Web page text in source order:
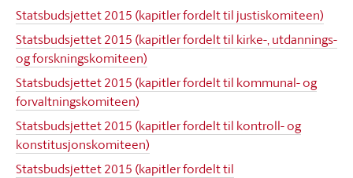
Statsbudsjettet 2015 (kapitler fordelt til justiskomiteen)
Statsbudsjettet 2015 (kapitler fordelt til kirke-, utdannings-
og forskningskomiteen)
Statsbudsjettet 2015 (kapitler fordelt til kommunal- og
forvaltningskomiteen)
Statsbudsjettet 2015 (kapitler fordelt til kontroll- og
konstitusjonskomiteen)
Statsbudsjettet 2015 (kapitler fordelt til